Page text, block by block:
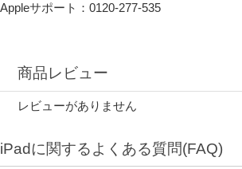
Appleサポート：0120-277-535
商品レビュー
レビューがありません
iPadに関するよくある質問(FAQ)